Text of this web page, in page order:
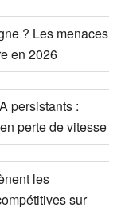
? Les menaces
en 2026
persistants :
perte de vitesse
les
sur